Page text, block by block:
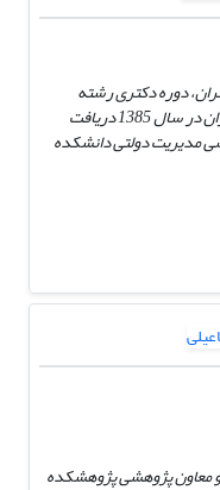
متولد 1350 از شهر تهران، دوره دکتری رشته
مدیریت با گرایش سیستم‌ها را از دانشگاه تهران در سال 1385 دریافت
مدیریت دولتی دانشکده
معاون پژوهشی پژوهشکده